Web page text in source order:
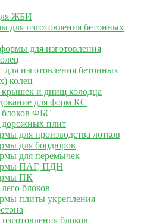
ЖБИ
для изготовления бетонных
для изготовления
для изготовления бетонных
колец
и днищ колодца
для форм КС
ФБС
плит
для производства лотков
для бордюров
для перемычек
ПАГ, ПДН
ПК
блоков
плиты укрепления
блоков